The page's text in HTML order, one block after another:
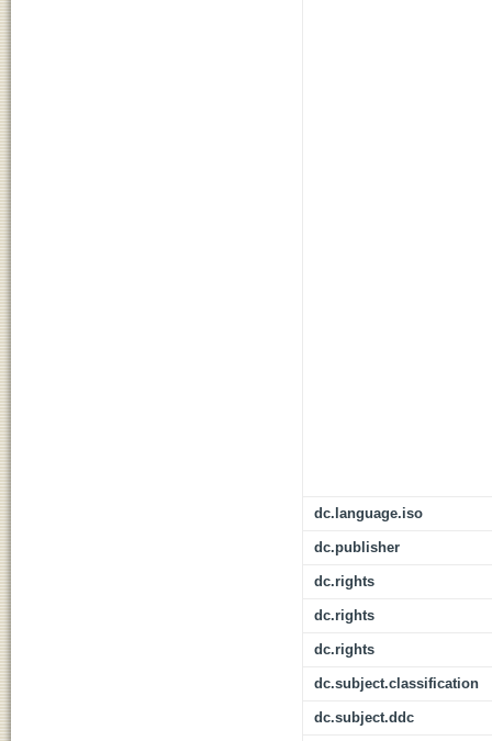
dc.language.iso
dc.publisher
dc.rights
dc.rights
dc.rights
dc.subject.classification
dc.subject.ddc